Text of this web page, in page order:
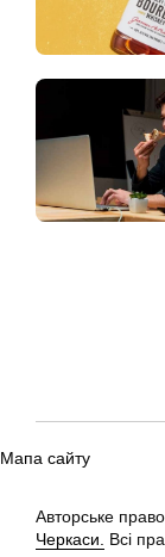
Мапа сайту
Авторське
Черкаси.
Всі